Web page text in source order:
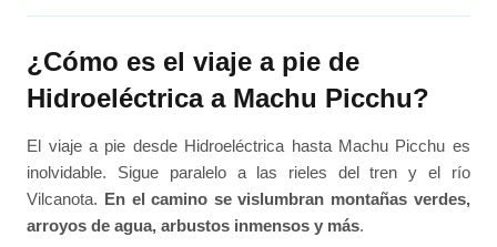
¿Cómo es el viaje a pie de
Hidroeléctrica a Machu Picchu?
El viaje a pie desde Hidroeléctrica hasta Machu Picchu es
inolvidable. Sigue paralelo a las rieles del tren y el río
Vilcanota. En el camino se vislumbran montañas verdes,
arroyos de agua, arbustos inmensos y más.